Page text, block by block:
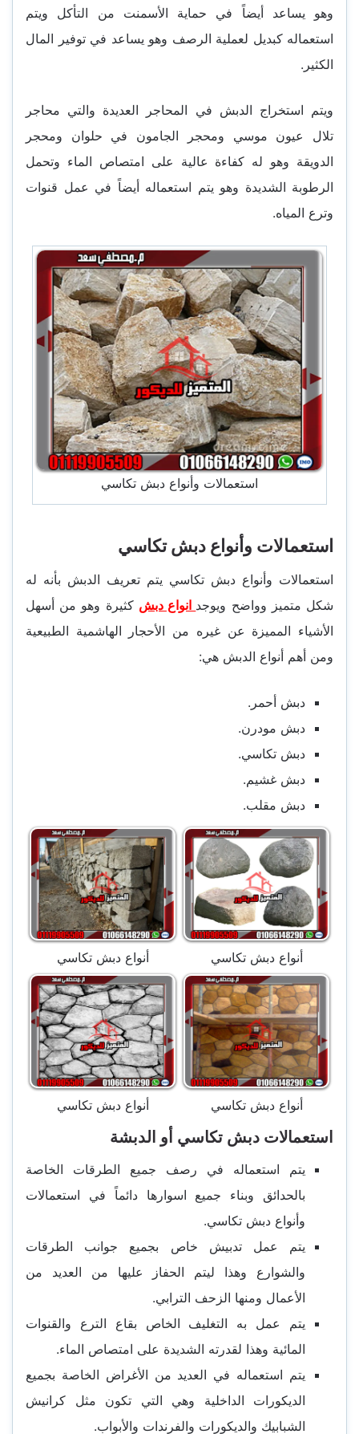
وهو يساعد أيضاً في حماية الأسمنت من التأكل ويتم
استعماله كبديل لعملية الرصف وهو يساعد في توفير المال
الكثير.
ويتم استخراج الدبش في المحاجر العديدة والتي محاجر
تلال عيون موسي ومحجر الجامون في حلوان ومحجر
الدويقة وهو له كفاءة عالية على امتصاص الماء وتحمل
الرطوبة الشديدة وهو يتم استعماله أيضاً في عمل قنوات
وترع المياه.
استعمالات وأنواع دبش تكاسي
استعمالات وأنواع دبش تكاسي
استعمالات وأنواع دبش تكاسي يتم تعريف الدبش بأنه له
شكل متميز وواضح ويوجد انواع دبش كثيرة وهو من أسهل
الأشياء المميزة عن غيره من الأحجار الهاشمية الطبيعية
ومن أهم أنواع الدبش هي:
دبش أحمر.
دبش مودرن.
دبش تكاسي.
دبش غشيم.
دبش مقلب.
أنواع دبش تكاسي أنواع دبش تكاسي
أنواع دبش تكاسي أنواع دبش تكاسي
استعمالات دبش تكاسي أو الدبشة
يتم استعماله في رصف جميع الطرقات الخاصة
بالحدائق وبناء جميع اسوارها دائماً في استعمالات
وأنواع دبش تكاسي.
يتم عمل تدبيش خاص بجميع جوانب الطرقات
والشوارع وهذا ليتم الحفاز عليها من العديد من
الأعمال ومنها الزحف الترابي.
يتم عمل به التغليف الخاص بقاع الترع والقنوات
المائية وهذا لقدرته الشديدة على امتصاص الماء.
يتم استعماله في العديد من الأغراض الخاصة بجميع
الديكورات الداخلية وهي التي تكون مثل كرانيش
الشبابيك والديكورات والفرندات والأبواب.